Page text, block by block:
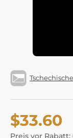
$33.60
Preis vor Rabatt: